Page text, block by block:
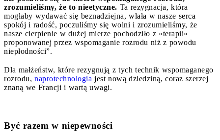
zrozumieliśmy, że to nieetyczne. Ta rezygnacja, która
mogłaby wydawać się beznadziejna, wlała w nasze serca
spokój i radość, poczuliśmy się wolni i zrozumieliśmy, że
nasze cierpienie w dużej mierze pochodziło z «terapii»
proponowanej przez wspomaganie rozrodu niż z powodu
niepłodności”.
Dla małżeństw, które rezygnują z tych technik wspomaganego
rozrodu, naprotechnologia jest nową dziedziną, coraz szerzej
znaną we Francji i wartą uwagi.
Być razem w niepewności